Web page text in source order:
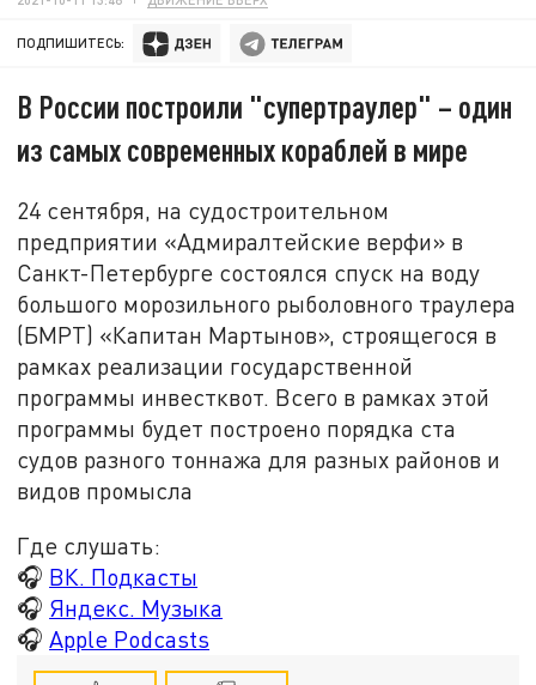
ПОДПИШИТЕСЬ:
В России построили "супертраулер" – один
из самых современных кораблей в мире
24 сентября, на судостроительном
предприятии «Адмиралтейские верфи» в
Санкт-Петербурге состоялся спуск на воду
большого морозильного рыболовного траулера
(БМРТ) «Капитан Мартынов», строящегося в
рамках реализации государственной
программы инвестквот. Всего в рамках этой
программы будет построено порядка ста
судов разного тоннажа для разных районов и
видов промысла
Где слушать:
🎧 ВК. Подкасты
🎧 Яндекс. Музыка
🎧 Apple Podcasts